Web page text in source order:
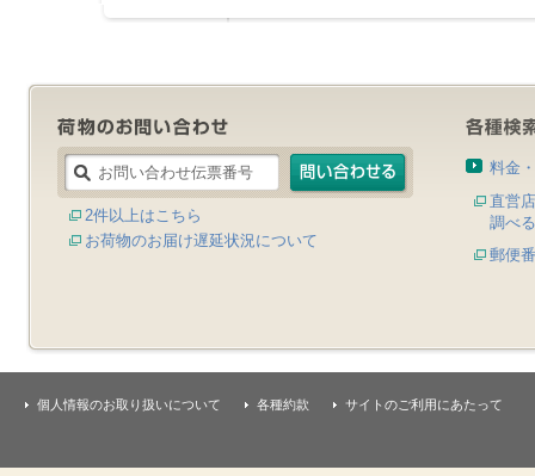
2件以上はこちら
お荷物のお届け遅延状況について
料金
直営
調べる
郵便
個人情報のお取り扱いについて 各種約款 サイトのご利用にあたって